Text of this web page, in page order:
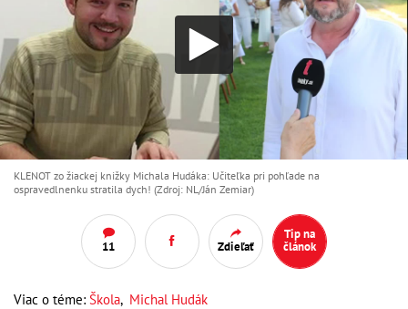
KLENOT zo žiackej knižky Michala Hudáka: Učiteľka pri pohľade na
ospravedlnenku stratila dych! (Zdroj: NL/Ján Zemiar)
11 Zdieľať
Tip na
článok
Viac o téme: Škola, Michal Hudák